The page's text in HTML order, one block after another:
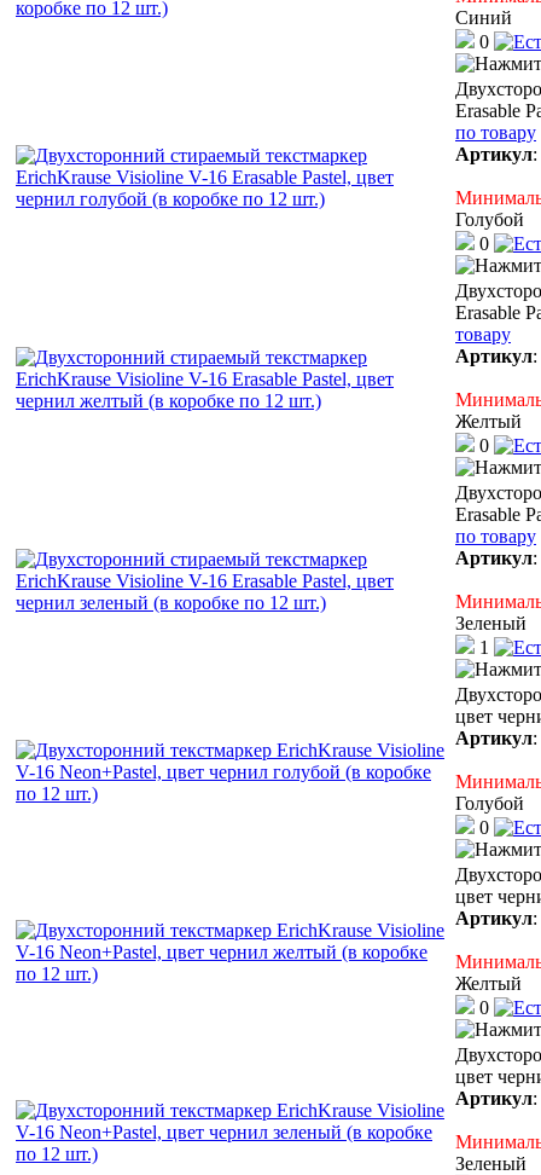
Синий
0
Erasable
по товару
Артикул:
Голубой
0
Erasable
товару
Артикул:
Желтый
0
Erasable
по товару
Артикул:
Зеленый
1
цвет
Артикул:
Голубой
0
цвет
Артикул:
Желтый
0
цвет
Артикул:
Зеленый